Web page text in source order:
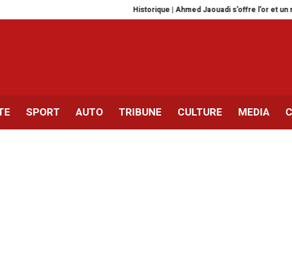
Historique | Ahmed Jaouadi s’offre l’or et un record du
SPORT AUTO TRIBUNE CULTURE MEDIA